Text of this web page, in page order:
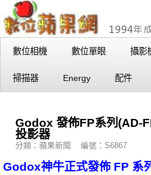
數位相機 數位單眼 攝影
掃描器 Energy 配件
Godox 發佈FP系列(AD-
投影器
分類：蘋果新聞 編號：S6867
Godox神牛正式發佈 FP 系